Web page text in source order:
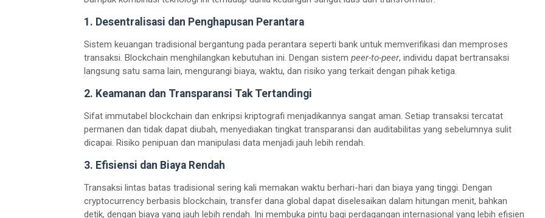
1. Desentralisasi dan Penghapusan Perantara
Sistem keuangan tradisional bergantung pada perantara seperti bank untuk memverifikasi dan memproses
transaksi. Blockchain menghilangkan kebutuhan ini. Dengan sistem peer-to-peer, individu dapat bertransaksi
langsung satu sama lain, mengurangi biaya, waktu, dan risiko yang terkait dengan pihak ketiga.
2. Keamanan dan Transparansi Tak Tertandingi
Sifat immutabel blockchain dan enkripsi kriptografi menjadikannya sangat aman. Setiap transaksi tercatat
permanen dan tidak dapat diubah, menyediakan tingkat transparansi dan auditabilitas yang sebelumnya sulit
dicapai. Risiko penipuan dan manipulasi data menjadi jauh lebih rendah.
3. Efisiensi dan Biaya Rendah
Transaksi lintas batas tradisional sering kali memakan waktu berhari-hari dan biaya yang tinggi. Dengan
cryptocurrency berbasis blockchain, transfer dana global dapat diselesaikan dalam hitungan menit, bahkan
detik, dengan biaya yang jauh lebih rendah. Ini membuka pintu bagi perdagangan internasional yang lebih efisien